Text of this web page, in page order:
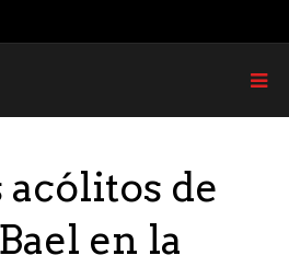
acólitos de
en la